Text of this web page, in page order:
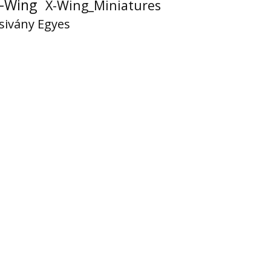
Wing X-Wing_Miniatures
Egyes